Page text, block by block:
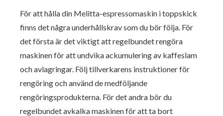
För att hålla din Melitta-espressomaskin i toppskick
finns det några underhållskrav som du bör följa. För
det första är det viktigt att regelbundet rengöra
maskinen för att undvika ackumulering av kaffeslam
och avlagringar. Följ tillverkarens instruktioner för
rengöring och använd de medföljande
rengöringsprodukterna. För det andra bör du
regelbundet avkalka maskinen för att ta bort